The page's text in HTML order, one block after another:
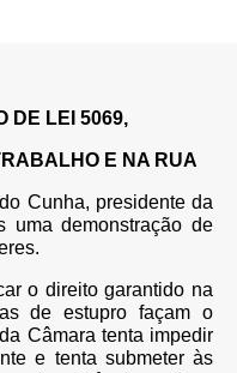
DE LEI 5069,
E NA RUA
Cunha, presidente da
uma demonstração de
o direito garantido na
de estupro façam o
Câmara tenta impedir
e tenta submeter às